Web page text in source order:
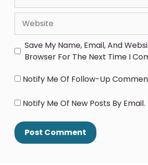
Save My Name, Email, And
Browser For The Next Time I
Notify Me Of Follow-Up
Notify Me Of New Posts By Email.